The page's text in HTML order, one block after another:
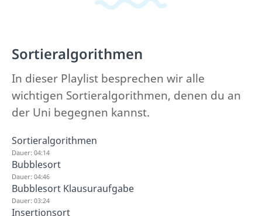
Sortieralgorithmen
In dieser Playlist besprechen wir alle
wichtigen Sortieralgorithmen, denen du an
der Uni begegnen kannst.
Sortieralgorithmen
Dauer: 04:14
Bubblesort
Dauer: 04:46
Bubblesort Klausuraufgabe
Dauer: 03:24
Insertionsort